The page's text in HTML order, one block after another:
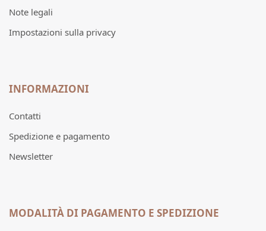
Note legali
Impostazioni sulla privacy
INFORMAZIONI
Contatti
Spedizione e pagamento
Newsletter
MODALITÀ DI PAGAMENTO E SPEDIZIONE